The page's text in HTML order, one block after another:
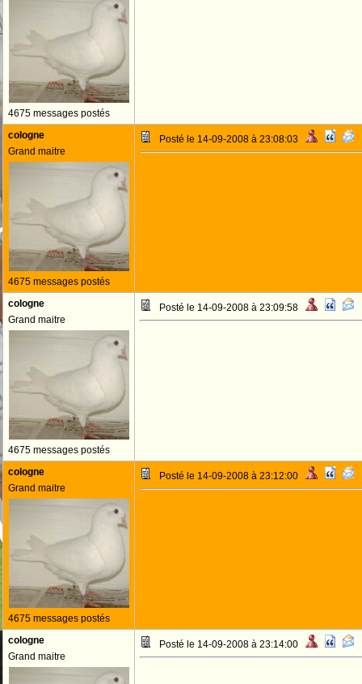
4675 messages postés
cologne
Grand maitre
4675 messages postés
Posté le 14-09-2008 à 23:08:03
cologne
Grand maitre
4675 messages postés
Posté le 14-09-2008 à 23:09:58
cologne
Grand maitre
4675 messages postés
Posté le 14-09-2008 à 23:12:00
cologne
Grand maitre
Posté le 14-09-2008 à 23:14:00